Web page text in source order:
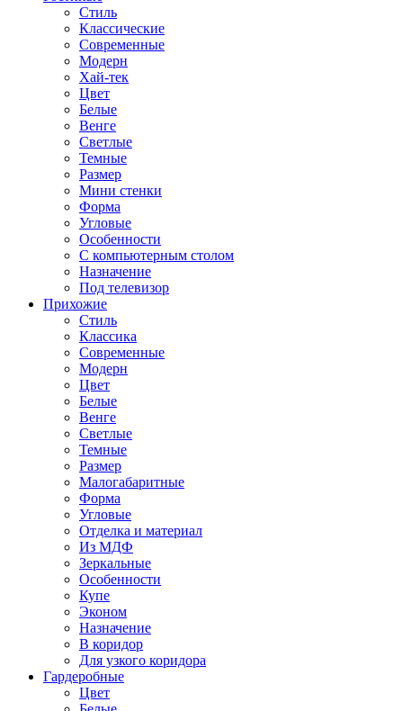
Стиль
Классические
Современные
Модерн
Хай-тек
Цвет
Белые
Венге
Светлые
Темные
Размер
Мини стенки
Форма
Угловые
Особенности
С компьютерным столом
Назначение
Под телевизор
Прихожие
Стиль
Классика
Современные
Модерн
Цвет
Белые
Венге
Светлые
Темные
Размер
Малогабаритные
Форма
Угловые
Отделка и материал
Из МДФ
Зеркальные
Особенности
Купе
Эконом
Назначение
В коридор
Для узкого коридора
Гардеробные
Цвет